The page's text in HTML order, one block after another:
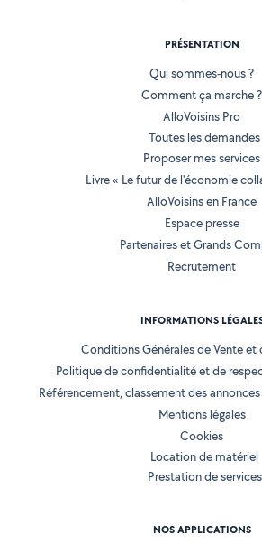
PRÉSENTATION
Qui sommes-nous ?
Comment ça marche ?
AlloVoisins Pro
Toutes les demandes
Proposer mes services
Livre « Le futur de l'économie
AlloVoisins en France
Espace presse
Partenaires et Grands
Recrutement
INFORMATIONS
Conditions Générales de Vente
Politique de confidentialité et de
Référencement, classement des
Mentions légales
Cookies
Location de matériel
Prestation de services
NOS APPLICATIONS